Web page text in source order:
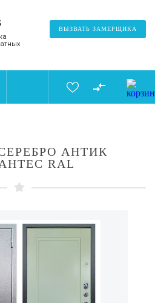
ВЫЗВАТЬ ЗАМЕРЩИКА
АНТИК
RAL